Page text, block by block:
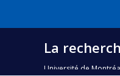
La
Université de